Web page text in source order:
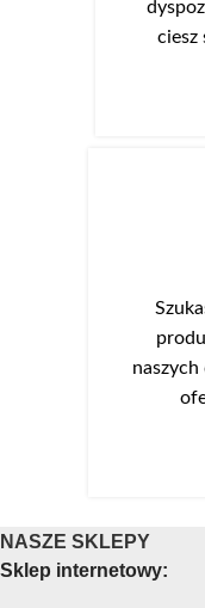
ciesz
NASZE SKLEPY
Sklep internetowy: